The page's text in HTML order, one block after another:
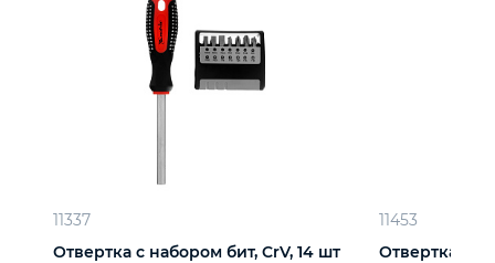
11337
Отвертка с набором бит, CrV, 14 шт
11453
Отвертка с